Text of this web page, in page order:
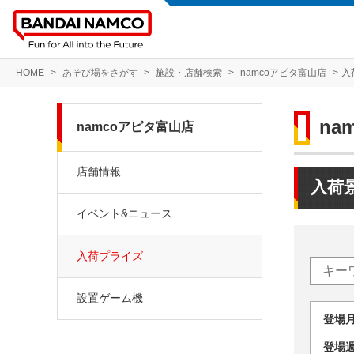
HOME あそび場をさがす 施設・店舗検索 namcoアピタ富山店 入
入荷
登
登
namcoアピタ富山店
店舗情報
イベント&ニュース
入荷プライズ
設置ゲーム機